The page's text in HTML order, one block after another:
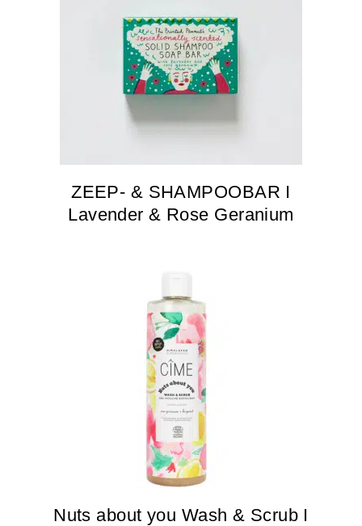
ZEEP- & SHAMPOOBAR I
Lavender & Rose Geranium
Nuts about you Wash & Scrub I